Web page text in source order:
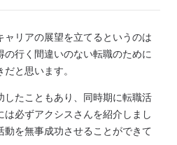
ャリアの展望を立てるというのは
行く間違いのない転職のために
と思います。
したこともあり、同時期に転職活
必ずアクシスさんを紹介しまし
を無事成功させることができて